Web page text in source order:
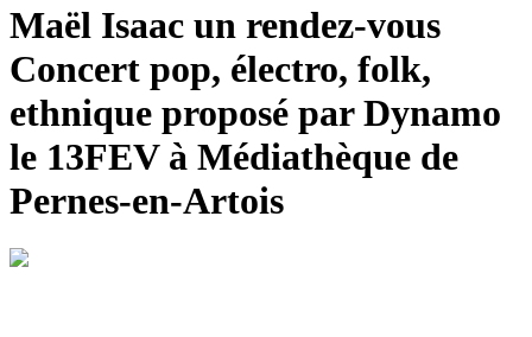
Maël Isaac un rendez-vous
Concert pop, électro, folk,
ethnique proposé par Dynamo
le 13FEV à Médiathèque de
Pernes-en-Artois